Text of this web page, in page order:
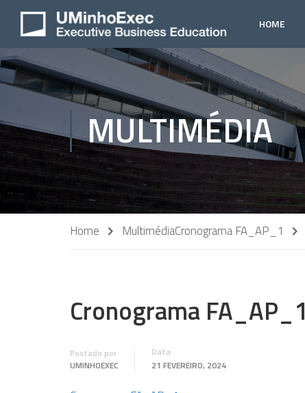
HOME
MULTIMÉDIA
Home MultimédiaCronograma FA_AP_1
Cronograma FA_AP_1
Postado por
UMINHOEXEC
Data
21 FEVEREIRO, 2024